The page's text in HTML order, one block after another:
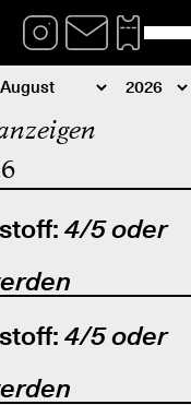
4/5 oder
4/5 oder